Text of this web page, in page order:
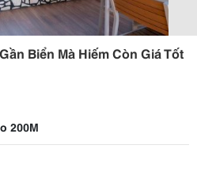
Biển Mà Hiếm Còn Giá Tốt
200M